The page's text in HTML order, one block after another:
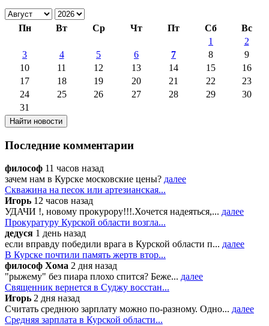
Пн Вт Ср Чт Пт Сб
Вс
1
2
3
4 5 6 7 8
9
10
11 12 13 14 15
16
17
18 19 20 21 22
23
24
25 26 27 28 29
30
31
Последние комментарии
философ 11 часов назад
зачем нам в Курске московские цены? далее
Скважина на песок или артезианская...
Игорь 12 часов назад
УДАЧИ !, новому прокурору!!!.Хочется надеяться,... далее
Прокуратуру Курской области возгла...
дедуся 1 день назад
если вправду победили врага в Курской области п... далее
В Курске почтили память жертв втор...
философ Хома 2 дня назад
"рыжему" без пиара плохо спится? Беже... далее
Священник вернется в Суджу восстан...
Игорь 2 дня назад
Считать среднюю зарплату можно по-разному. Одно... далее
Средняя зарплата в Курской области...